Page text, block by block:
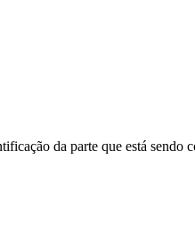
da parte que está sendo